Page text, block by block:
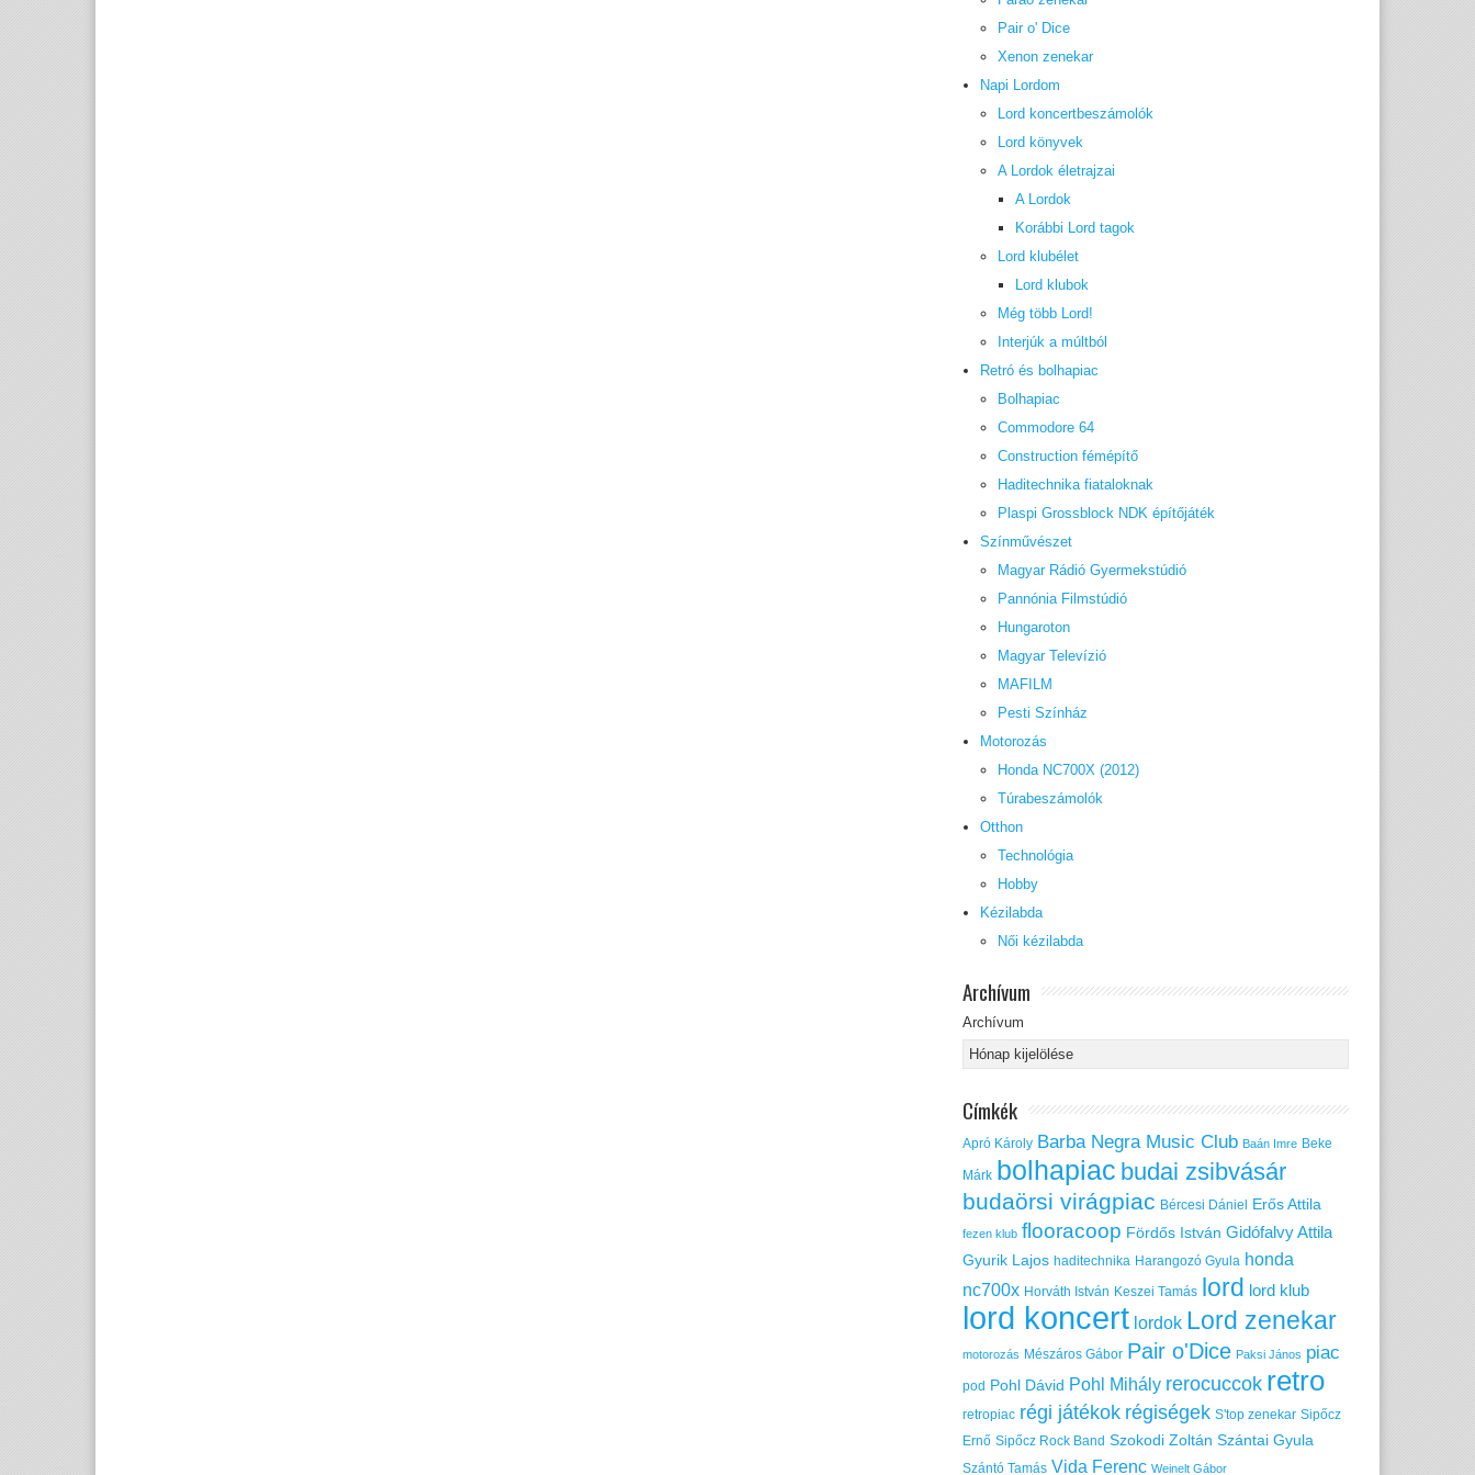
Pair o' Dice
Xenon zenekar
Napi Lordom
Lord koncertbeszámolók
Lord könyvek
A Lordok életrajzai
A Lordok
Korábbi Lord tagok
Lord klubélet
Lord klubok
Még több Lord!
Interjúk a múltból
Retró és bolhapiac
Bolhapiac
Commodore 64
Construction fémépítő
Haditechnika fiataloknak
Plaspi Grossblock NDK építőjáték
Színművészet
Magyar Rádió Gyermekstúdió
Pannónia Filmstúdió
Hungaroton
Magyar Televízió
MAFILM
Pesti Színház
Motorozás
Honda NC700X (2012)
Túrabeszámolók
Otthon
Technológia
Hobby
Kézilabda
Női kézilabda
Archívum
Archívum
Címkék
Apró Károly Barba Negra Music Club Baán Imre Beke
Márk bolhapiac budai zsibvásár
budaörsi virágpiac Bércesi Dániel Erős Attila
fezen klub flooracoop Fördős István Gidófalvy Attila
Gyurik Lajos haditechnika Harangozó Gyula honda
nc700x Horváth István Keszei Tamás lord lord klub
lord koncert lordok Lord zenekar
motorozás Mészáros Gábor Pair o'Dice Paksi János piac
pod Pohl Dávid Pohl Mihály rerocuccok retro
retropiac régi játékok régiségek S'top zenekar Sipőcz
Ernő Sipőcz Rock Band Szokodi Zoltán Szántai Gyula
Szántó Tamás Vida Ferenc Weinelt Gábor